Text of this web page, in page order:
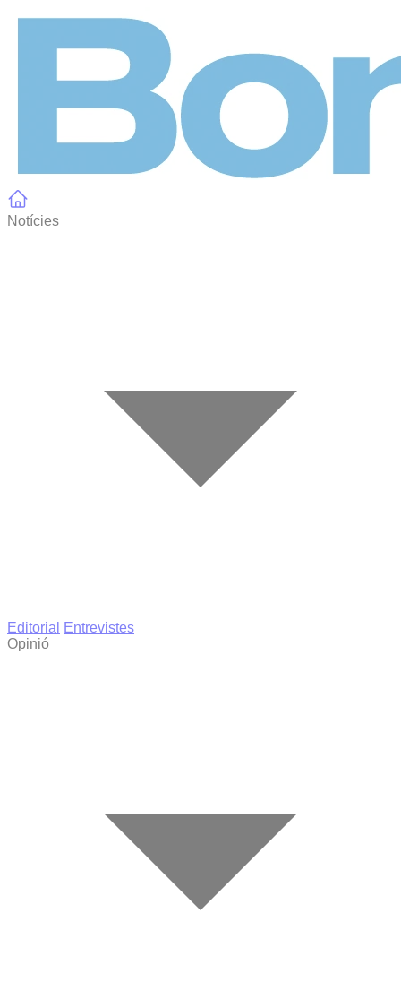
Notícies
Editorial
Entrevistes
Opinió